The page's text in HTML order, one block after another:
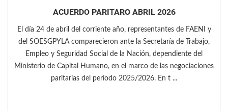
ACUERDO PARITARO ABRIL 2026
El día 24 de abril del corriente año, representantes de FAENI y
del SOESGPYLA comparecieron ante la Secretaría de Trabajo,
Empleo y Seguridad Social de la Nación, dependiente del
Ministerio de Capital Humano, en el marco de las negociaciones
paritarias del período 2025/2026. En t ...